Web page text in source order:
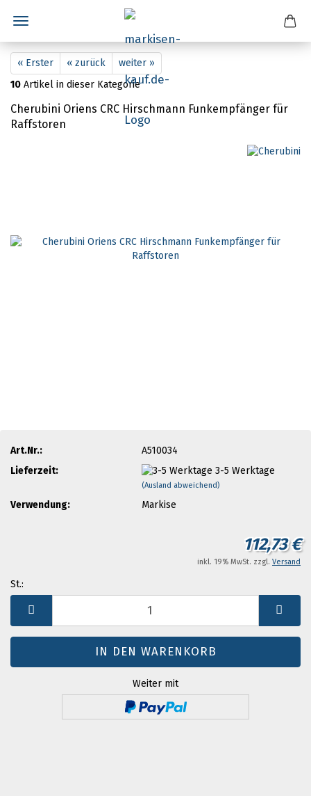
« Erster « zurück
weiter »
10 Artikel in dieser Kategorie
Cherubini Oriens CRC Hirschmann Funkempfänger für
Raffstoren
Art.Nr.:
A510034
Lieferzeit:
3-5 Werktage
(Ausland abweichend)
Verwendung: Markise
112,73 €
inkl. 19% MwSt. zzgl. Versand
St.:
St.
Weiter mit